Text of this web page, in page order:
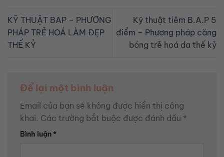
KỸ THUẬT BAP – PHƯƠNG
PHÁP TRẺ HOÁ LÀM ĐẸP
THẾ KỶ
Kỹ thuật tiêm B.A.P 5
điểm – Phương pháp căng
bóng trẻ hoá da thế kỷ
Để lại một bình luận
Email của bạn sẽ không được hiển thị công
khai. Các trường bắt buộc được đánh dấu *
Bình luận*